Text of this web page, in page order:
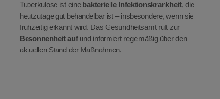
Tuberkulose ist eine bakterielle Infektionskrankheit, die
heutzutage gut behandelbar ist – insbesondere, wenn sie
frühzeitig erkannt wird. Das Gesundheitsamt ruft zur
Besonnenheit aufund informiert regelmäßig über den
aktuellen Stand der Maßnahmen.